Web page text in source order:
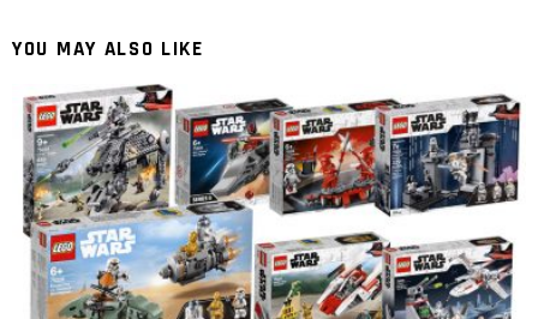
YOU MAY ALSO LIKE